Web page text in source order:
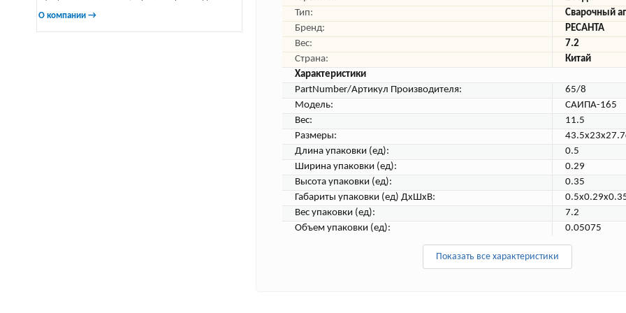
О компании →
Тип:
Сварочный
Бренд:
РЕСАНТА
Вес:
7.2
Страна:
Китай
Характеристики
PartNumber/Артикул Производителя:
65/8
Модель:
САИПА-165
Вес:
11.5
Размеры:
Длина упаковки (ед):
0.5
Ширина упаковки (ед):
0.29
Высота упаковки (ед):
0.35
Габариты упаковки (ед) ДхШхВ:
Вес упаковки (ед):
7.2
Объем упаковки (ед):
0.05075
Показать все характеристики